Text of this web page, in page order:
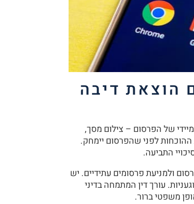
הוצאת דיבה
של הפרסום – צילום מסך,
ההוכחות לפני שהפרסום יימחק.
התביעה.
ולמניעת פרסומים עתידיים. יש
עורך דין המתמחה בדיני
משפטי ברור.